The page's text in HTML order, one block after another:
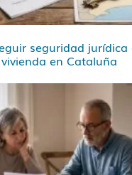
seguridad jurídica
vivienda en Cataluña